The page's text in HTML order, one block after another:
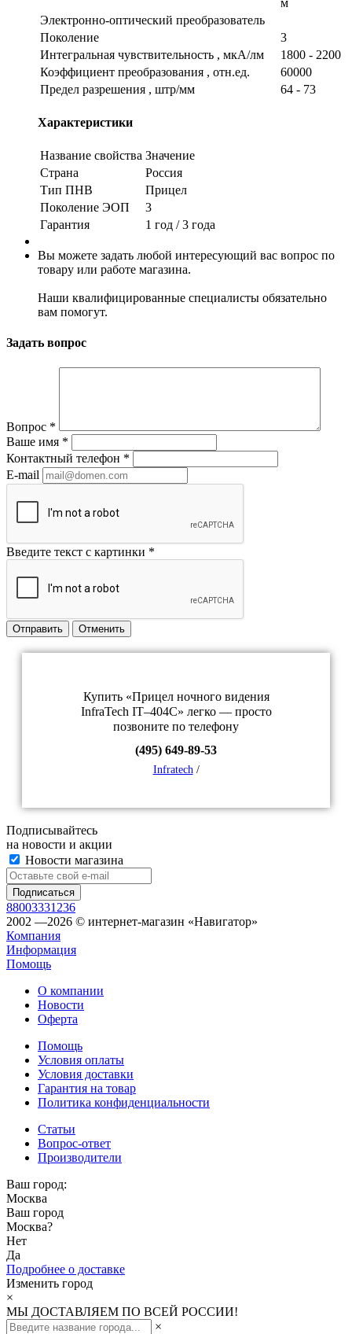
Электронно-оптический преобразователь
Поколение
3
Интегральная чувствительность , мкА/лм
1800 - 2200
Коэффициент преобразования , отн.ед.
60000
Предел разрешения , штр/мм
64 - 73
Характеристики
Название свойства Значение
Страна
Россия
Тип ПНВ
Прицел
Поколение ЭОП
3
Гарантия
1 год / 3 года
Вы можете задать любой интересующий вас вопрос по
товару или работе магазина.
Наши квалифицированные специалисты обязательно
вам помогут.
Задать вопрос
Вопрос *
Ваше имя *
Контактный телефон *
E-mail
Введите текст с картинки *
Отправить Отменить
Купить «Прицел ночного видения
InfraTech IT–404С» легко — просто
позвоните по телефону
(495) 649-89-53
Infratech /
Подписывайтесь
на новости и акции
Новости магазина
88003331236
2002 —2026 © интернет-магазин «Навигатор»
Компания
Информация
Помощь
О компании
Новости
Оферта
Помощь
Условия оплаты
Условия доставки
Гарантия на товар
Политика конфиденциальности
Статьи
Вопрос-ответ
Производители
Ваш город:
Москва
Ваш город
Москва?
Нет
Да
Подробнее о доставке
Изменить город
×
МЫ ДОСТАВЛЯЕМ ПО ВСЕЙ РОССИИ!
×